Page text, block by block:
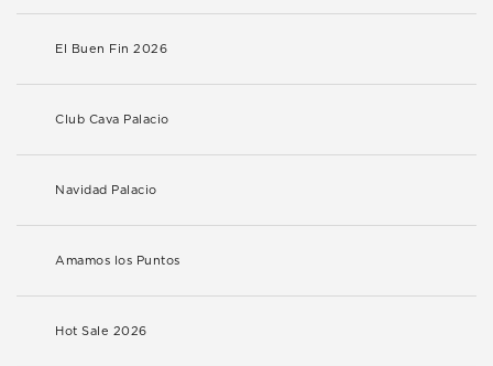
El Buen Fin 2026
Club Cava Palacio
Navidad Palacio
Amamos los Puntos
Hot Sale 2026